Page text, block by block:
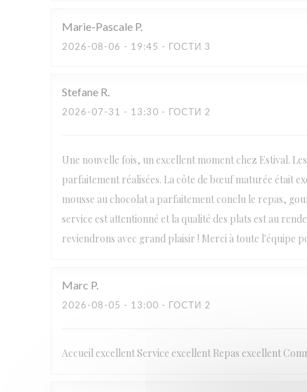
Marie-Pascale P
2026-08-06 - 19:45 - ГОСТИ 3
Stefane R
2026-07-31 - 13:30 - ГОСТИ 2
Une nouvelle fois, un excellent moment chez Estival.
parfaitement réalisées. La côte de bœuf maturée était
mousse au chocolat a parfaitement conclu le repas,
service est attentionné et la qualité des plats est au
reviendrons avec grand plaisir ! Merci à toute l'équipe
Marc P
2026-08-05 - 13:00 - ГОСТИ 2
Accueil excellent Service excellent Repas excellent